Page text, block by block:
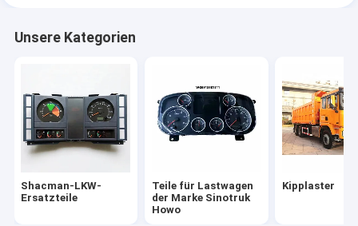
FOTON-LKW-Ersatzteile
Unsere Kategorien
Shacman-LKW-
Ersatzteile
Teile für Lastwagen
der Marke Sinotruk
Howo
Kipplaster